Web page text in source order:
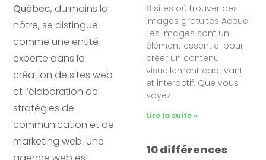
Québec, du moins la
nôtre, se distingue
comme une entité
experte dans la
création de sites web
et l’élaboration de
stratégies de
communication et de
marketing web. Une
8 sites où trouver des
images gratuites Accueil
Les images sont un
élément essentiel pour
créer un contenu
visuellement captivant
et interactif. Que vous
soyez
Lire la suite »
10 différences